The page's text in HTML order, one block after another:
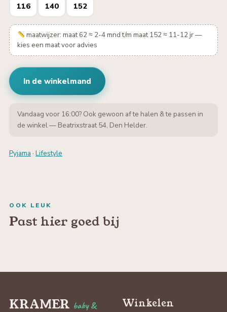
116 140 152
maatwijzer: maat 62 ≈ 2-4 mnd t/m maat 152 ≈ 11-12 jr —
kies een maat voor advies
In de winkelmand
Vandaag voor 16:00? Ook gewoon af te halen & te passen in
de winkel — Beatrixstraat 54, Den Helder.
Pyjama · Lifestyle
OOK LEUK
Past hier goed bij
KRAMER baby &
Winkelen